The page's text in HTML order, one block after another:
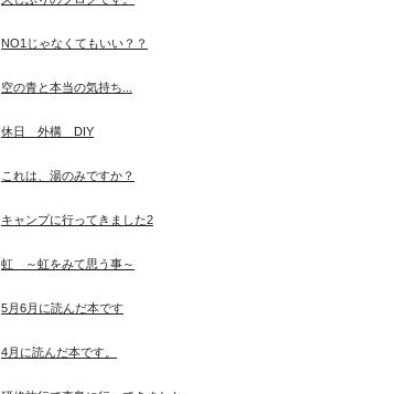
NO1じゃなくてもいい？？
空の青と本当の気持ち...
休日 外構 DIY
これは、湯のみですか？
キャンプに行ってきました2
虹 ～虹をみて思う事～
5月6月に読んだ本です
4月に読んだ本です。